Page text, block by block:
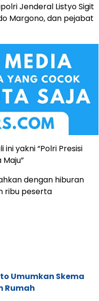
Jenderal Listyo Sigit
Margono, dan pejabat
yakni “Polri Presisi
dengan hiburan
ribu peserta
Umumkan Skema
Rumah